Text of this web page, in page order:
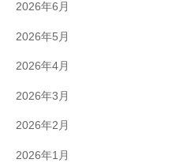
2026年6月
2026年5月
2026年4月
2026年3月
2026年2月
2026年1月